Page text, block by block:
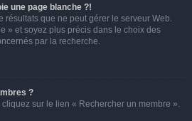
une page blanche ?!
résultats que ne peut gérer le serveur Web.
» et soyez plus précis dans le choix des
par la recherche.
?
sur le lien « Rechercher un membre ».